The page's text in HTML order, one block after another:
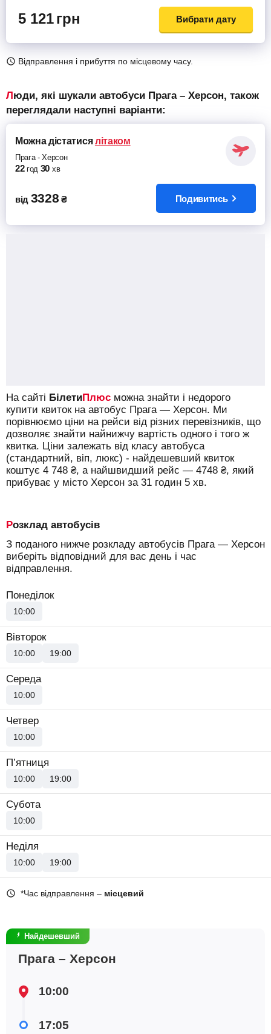
5 121грн Вибрати дату
Відправлення і прибуття по місцевому часу.
Люди, які шукали автобуси Прага – Херсон, також
переглядали наступні варіанти:
Можна дістатися літаком
Прага-Херсон
22 год 30 хв
від 3328 ₴ Подивитись
На сайті БілетиПлюс можна знайти і недорого
купити квиток на автобус Прага — Херсон. Ми
порівнюємо ціни на рейси від різних перевізників, що
дозволяє знайти найнижчу вартість одного і того ж
квитка. Ціни залежать від класу автобуса
(стандартний, віп, люкс) - найдешевший квиток
коштує 4 748 ₴, а найшвидший рейс — 4748 ₴, який
прибуває у місто Херсон за 31 годин 5 хв.
Розклад автобусів
З поданого нижче розкладу автобусів Прага — Херсон
виберіть відповідний для вас день і час
відправлення.
Понеділок
10:00
Вівторок
10:00 19:00
Середа
10:00
Четвер
10:00
П’ятниця
10:00 19:00
Субота
10:00
Неділя
10:00 19:00
*Час відправлення – місцевий
Найдешевший
Прага – Херсон
10:00
17:05